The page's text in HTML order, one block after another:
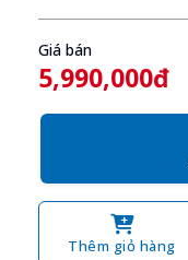
Giá bán
5,990,000đ
Thêm giỏ hàng